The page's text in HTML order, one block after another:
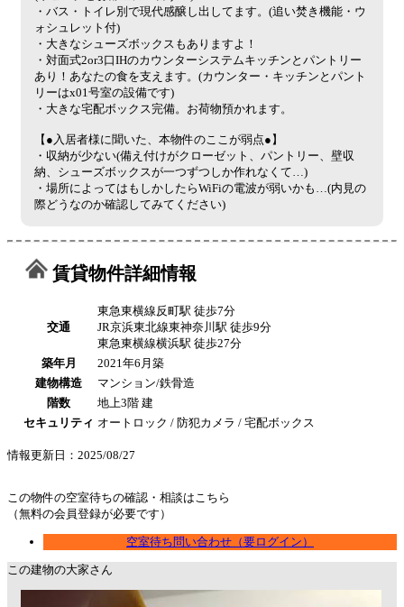
・バス・トイレ別で現代感醸し出してます。(追い焚き機能・ウ
ォシュレット付)
・大きなシューズボックスもありますよ！
・対面式2or3口IHのカウンターシステムキッチンとパントリー
あり！あなたの食を支えます。(カウンター・キッチンとパント
リーはx01号室の設備です)
・大きな宅配ボックス完備。お荷物預かれます。
【●入居者様に聞いた、本物件のここが弱点●】
・収納が少ない(備え付けがクローゼット、パントリー、壁収
納、シューズボックスが一つずつしか作れなくて…)
・場所によってはもしかしたらWiFiの電波が弱いかも…(内見の
際どうなのか確認してみてください)
賃貸物件詳細情報
交通
東急東横線反町駅 徒歩7分
JR京浜東北線東神奈川駅 徒歩9分
東急東横線横浜駅 徒歩27分
築年月
2021年6月築
建物構造
マンション/鉄骨造
階数
地上3階 建
セキュリティ オートロック / 防犯カメラ / 宅配ボックス
情報更新日：2025/08/27
この物件の空室待ちの確認・相談はこちら
（無料の会員登録が必要です）
空室待ち問い合わせ（要ログイン）
この建物の大家さん